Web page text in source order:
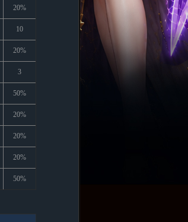
20%
10
20%
3
50%
20%
20%
20%
50%